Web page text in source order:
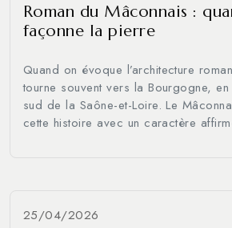
Roman du Mâconnais :
façonne la pierre
Quand on évoque l’architecture
tourne souvent vers la Bourgogne,
sud de la Saône-et-Loire. Le
cette histoire avec un caractère
25/04/2026